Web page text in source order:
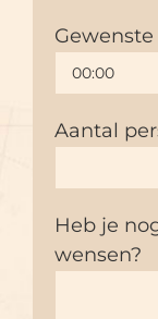
Aantal
Heb je
wensen?